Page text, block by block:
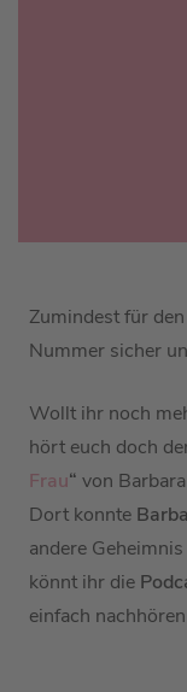
Zumindest für
Nummer sicher
Wollt ihr noch
hört euch doch
Frau“ von
Dort konnte
andere
könnt ihr die
einfach nachhören